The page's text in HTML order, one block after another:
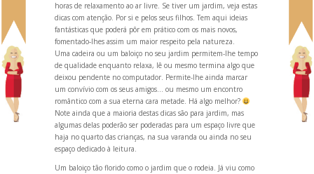
horas de relaxamento ao ar livre. Se tiver um jardim, veja estas
dicas com atenção. Por si e pelos seus filhos. Tem aqui ideias
fantásticas que poderá pôr em prático com os mais novos,
fomentado-lhes assim um maior respeito pela natureza.
Uma cadeira ou um baloiço no seu jardim permitem-lhe tempo
de qualidade enquanto relaxa, lê ou mesmo termina algo que
deixou pendente no computador. Permite-lhe ainda marcar
um convívio com os seus amigos… ou mesmo um encontro
romântico com a sua eterna cara metade. Há algo melhor?
Note ainda que a maioria destas dicas são para jardim, mas
algumas delas poderão ser poderadas para um espaço livre que
haja no quarto das crianças, na sua varanda ou ainda no seu
espaço dedicado à leitura.
Um baloiço tão florido como o jardim que o rodeia. Já viu como